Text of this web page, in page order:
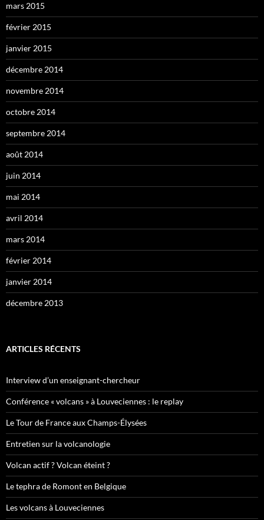
mars 2015
février 2015
janvier 2015
décembre 2014
novembre 2014
octobre 2014
septembre 2014
août 2014
juin 2014
mai 2014
avril 2014
mars 2014
février 2014
janvier 2014
décembre 2013
ARTICLES RÉCENTS
Interview d’un enseignant-chercheur
Conférence « volcans » à Louveciennes : le replay
Le Tour de France aux Champs-Élysées
Entretien sur la volcanologie
Volcan actif ? Volcan éteint ?
Le tephra de Romont en Belgique
Les volcans à Louveciennes